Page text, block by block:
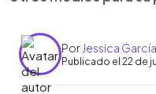
Por Jessica García
Publicado el 22 de